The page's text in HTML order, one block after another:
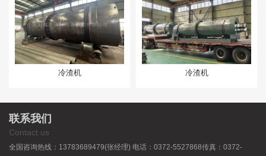
冷渣机 冷渣机
联系我们
Contact us
全国咨询热线：13783689479(张经理) 电话：0372-5527868传真：0372-